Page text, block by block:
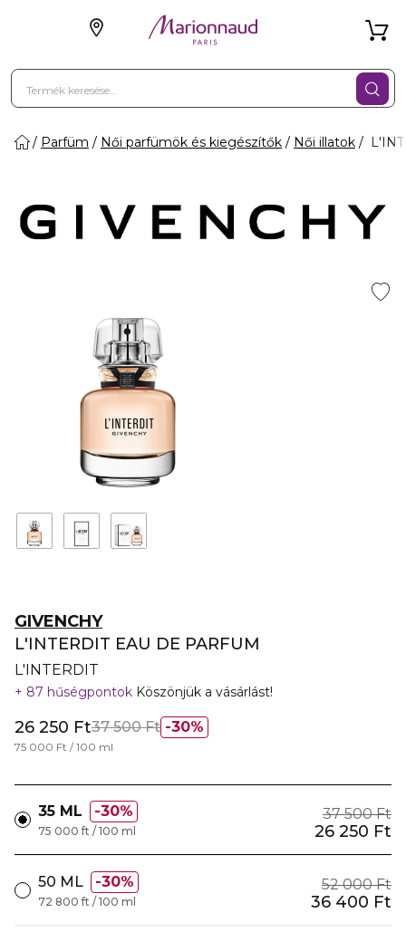
Parfüm Női parfümök és kiegészítők Női illatok
GIVENCHY
L'INTERDIT EAU DE PARFUM
L'INTERDIT
87 hűségpontok Köszönjük a vásárlást!
30%
26 250 Ft37 500 Ft
75 000 Ft / 100 ml
35 ML 30% 37 500 Ft
26 250 Ft
75 000 ft / 100 ml
50 ML 30% 52 000 Ft
36 400 Ft
72 800 ft / 100 ml